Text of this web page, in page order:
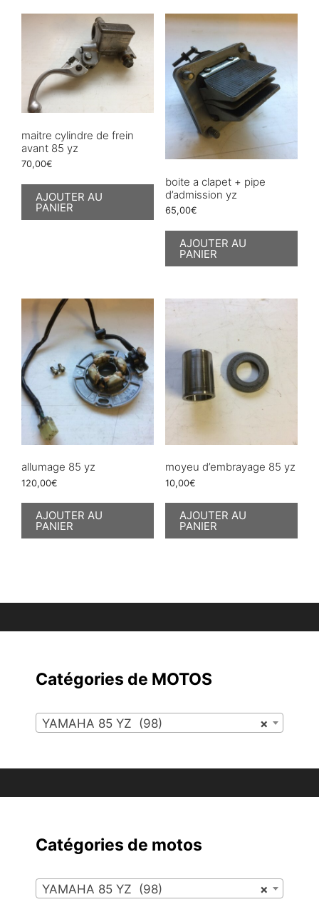
maitre cylindre de frein
avant 85 yz
70,00€
AJOUTER AU
PANIER
boite a clapet + pipe
d’admission yz
65,00€
AJOUTER AU
PANIER
allumage 85 yz
120,00€
AJOUTER AU
PANIER
moyeu d’embrayage 85 yz
10,00€
AJOUTER AU
PANIER
Catégories de MOTOS
×
YAMAHA 85 YZ (98)
Catégories de motos
×
YAMAHA 85 YZ (98)